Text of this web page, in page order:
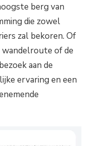
berg van
die zowel
zal bekoren. Of
wandelroute of de
aan de
ervaring en een